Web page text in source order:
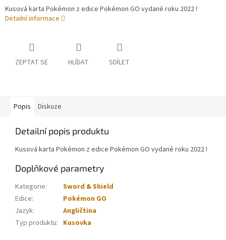
Kusová karta Pokémon z edice Pokémon GO vydané roku 2022 !
Detailní informace
ZEPTAT SE HLÍDAT SDÍLET
Popis Diskuze
Detailní popis produktu
Kusová karta Pokémon z edice Pokémon GO vydané roku 2022 !
Doplňkové parametry
Kategorie:
Sword & Shield
Edice:
Pokémon GO
Jazyk:
Angličtina
Typ produktu: Kusovka